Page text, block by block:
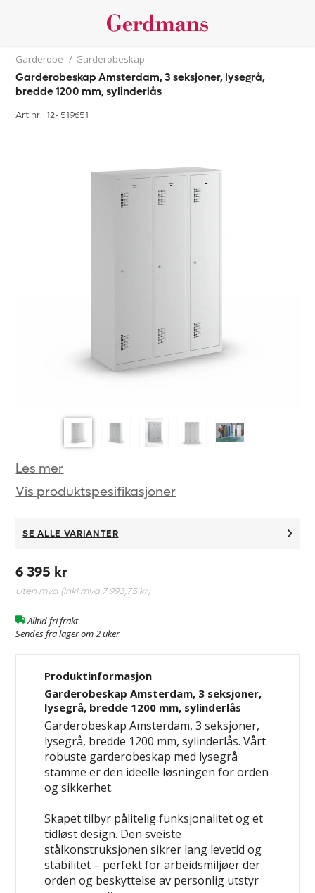
Garderobe / Garderobeskap
Garderobeskap Amsterdam, 3 seksjoner, lysegrå,
bredde 1200 mm, sylinderlås
Art.nr. 12- 519651
Les mer
Vis produktspesifikasjoner
SE ALLE VARIANTER
6 395 kr
Uten mva (Inkl mva 7 993,75 kr)
Alltid fri frakt
Sendes fra lager om 2 uker
Produktinformasjon
Garderobeskap Amsterdam, 3 seksjoner,
lysegrå, bredde 1200 mm, sylinderlås
Garderobeskap Amsterdam, 3 seksjoner,
lysegrå, bredde 1200 mm, sylinderlås. Vårt
robuste garderobeskap med lysegrå
stamme er den ideelle løsningen for orden
og sikkerhet.
Skapet tilbyr pålitelig funksjonalitet og et
tidløst design. Den sveiste
stålkonstruksjonen sikrer lang levetid og
stabilitet – perfekt for arbeidsmiljøer der
orden og beskyttelse av personlig utstyr